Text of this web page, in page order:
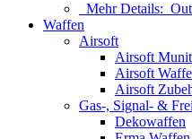
Mehr Details:
Waffen
Airsoft
Airsoft
Airsoft
Airsoft
Gas-, Signal- &
Dekowaffen